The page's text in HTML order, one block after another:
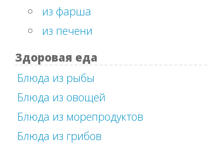
из фарша
из печени
Здоровая еда
Блюда из рыбы
Блюда из овощей
Блюда из морепродуктов
Блюда из грибов